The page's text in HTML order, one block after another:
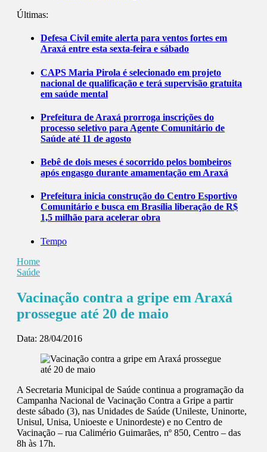
Últimas:
Defesa Civil emite alerta para ventos fortes em
Araxá entre esta sexta-feira e sábado
CAPS Maria Pirola é selecionado em projeto
nacional de qualificação e terá supervisão gratuita
em saúde mental
Prefeitura de Araxá prorroga inscrições do
processo seletivo para Agente Comunitário de
Saúde até 11 de agosto
Bebê de dois meses é socorrido pelos bombeiros
após engasgo durante amamentação em Araxá
Prefeitura inicia construção do Centro Esportivo
Comunitário e busca em Brasília liberação de R$
1,5 milhão para acelerar obra
Tempo
Home
Saúde
Vacinação contra a gripe em Araxá
prossegue até 20 de maio
Data: 28/04/2016
A Secretaria Municipal de Saúde continua a programação da
Campanha Nacional de Vacinação Contra a Gripe a partir
deste sábado (3), nas Unidades de Saúde (Unileste, Uninorte,
Unisul, Unisa, Unioeste e Uninordeste) e no Centro de
Vacinação – rua Calimério Guimarães, nº 850, Centro – das
8h às 17h.